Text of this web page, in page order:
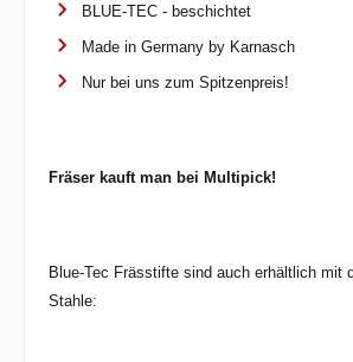
BLUE-TEC - beschichtet
Made in Germany by Karnasch
Nur bei uns zum Spitzenpreis!
Fräser kauft man bei Multipick!
Blue-Tec Frässtifte sind auch erhältlich mit
Stahle: